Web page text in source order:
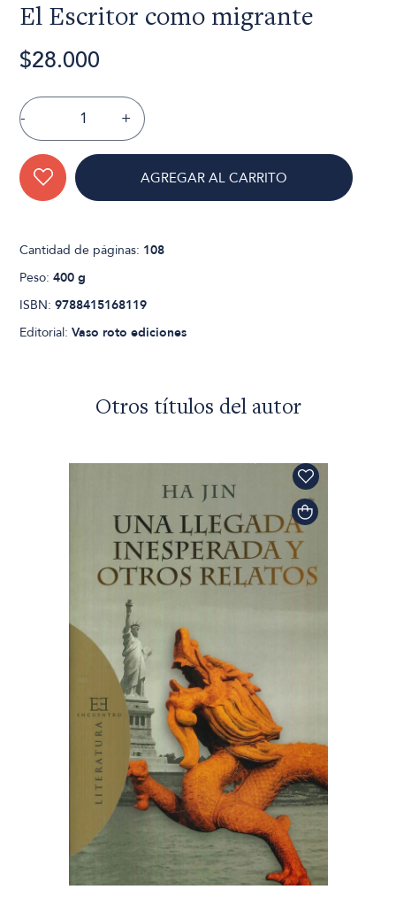
El Escritor como migrante
$28.000
- +
AGREGAR AL CARRITO
Cantidad de páginas: 108
Peso:400 g
ISBN:9788415168119
Editorial:Vaso roto ediciones
Otros títulos del autor